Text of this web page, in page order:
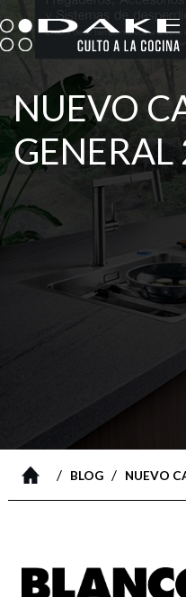
al
contenido
NUEVO
/ BLOG/ NUEVO